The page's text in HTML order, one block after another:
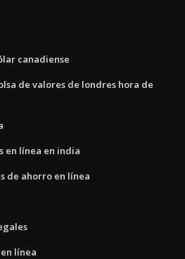
canadiense
de valores de londres hora de
en línea en india
de ahorro en línea
línea